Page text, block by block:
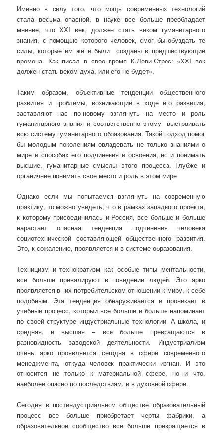
Именно в силу того, что мощь современных технологий
стала весьма опасной, в науке все больше преобладает
мнение, что XXI век, должен стать веком гуманитарного
знания, с помощью которого человек, смог бы обуздать те
силы, которые им же и были созданы в предшествующие
времена. Как писал в свое время К.Леви-Строс: «XXI век
должен стать веком духа, или его не будет».
Таким образом, объективные тенденции общественного
развития и проблемы, возникающие в ходе его развития,
заставляют нас по-новому взглянуть на место и роль
гуманитарного знания и соответственно этому выстраивать
всю систему гуманитарного образования. Такой подход помог
бы молодым поколениям овладевать не только знаниями о
мире и способах его подчинения и освоения, но и понимать
высшие, гуманитарные смыслы этого процесса. Глубже и
органичнее понимать свое место и роль в этом мире
Однако если мы попытаемся взглянуть на современную
практику, то можно увидеть, что в рамках западного проекта,
к которому присоединилась и Россия, все больше и больше
нарастает опасная тенденция подчинения человека
социотехнической составляющей общественного развития.
Это, к сожалению, проявляется и в системе образования.
Техницизм и технократизм как особые типы ментальности,
все больше превалируют в поведении людей. Это ярко
проявляется в их потребительском отношении к миру, к себе
подобным. Эта тенденция обнаруживается и проникает в
учебный процесс, который все больше и больше напоминает
по своей структуре индустриальные технологии. А школа, и
средняя, и высшая – все больше превращаются в
разновидность заводской деятельности. Индустриализм
очень ярко проявляется сегодня в сфере современного
менеджмента, откуда человек практически изгнан. И это
относится не только к материальной сфере, но и что,
наиболее опасно по последствиям, и в духовной сфере.
Сегодня в постиндустриальном обществе образовательный
процесс все больше приобретает черты фабрики, а
образовательное сообщество все больше превращается в